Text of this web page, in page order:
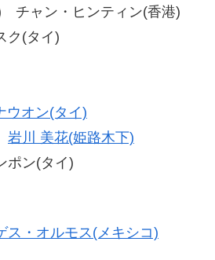
チャン・ヒンティン(香港)
ク(タイ)
ウオン(タイ)
岩川 美花(姫路木下)
ン(タイ)
ス・オルモス(メキシコ)